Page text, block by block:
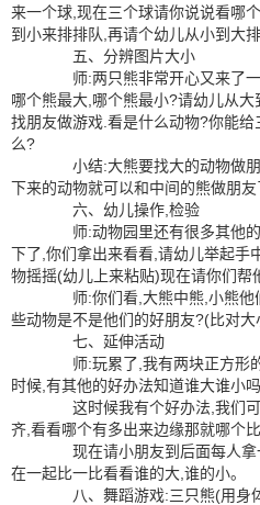
来一个球,现在三个球请你说说看哪
到小来排排队,再请个幼儿从小到大排
五、分辨图片大小
师:两只熊非常开心又来了一
哪个熊最大,哪个熊最小?请幼儿从
找朋友做游戏.看是什么动物?你能
么?
小结:大熊要找大的动物做朋
下来的动物就可以和中间的熊做朋友
六、幼儿操作,检验
师:动物园里还有很多其他的
下了,你们拿出来看看,请幼儿举起手
物摇摇(幼儿上来粘贴)现在请你们帮
师:你们看,大熊中熊,小熊他
些动物是不是他们的好朋友?(比对
七、延伸活动
师:玩累了,我有两块正方形
时候,有其他的好办法知道谁大谁小
这时候我有个好办法,我们可
齐,看看哪个有多出来边缘那就哪个比
现在请小朋友到后面每人拿
在一起比一比看看谁的大,谁的小。
八、舞蹈游戏:三只熊(用身